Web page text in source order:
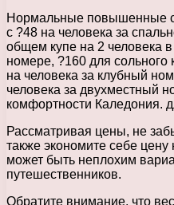
Нормальные повышенные
с ?48 на человека за
общем купе на 2 человека
номере, ?160 для сольного
на человека за клубный
человека за двухместный
комфортности Каледония.
Рассматривая цены, не
также экономите себе цену
может быть неплохим
путешественников.
Обратите внимание, что